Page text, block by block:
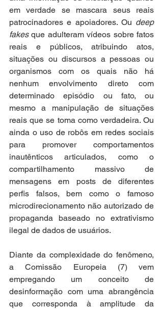
em verdade se mascara seus reais
patrocinadores e apoiadores. Ou deep
fakes que adulteram vídeos sobre fatos
reais e públicos, atribuindo atos,
situações ou discursos a pessoas ou
organismos com os quais não há
nenhum envolvimento direto com
determinado episódio ou fato, ou
mesmo a manipulação de situações
reais que se toma como verdadeira. Ou
ainda o uso de robôs em redes sociais
para promover comportamentos
inautênticos articulados, como o
compartilhamento massivo de
mensagens em posts de diferentes
perfis falsos, bem como o famoso
microdirecionamento não autorizado de
propaganda baseado no extrativismo
ilegal de dados de usuários.
Diante da complexidade do fenômeno,
a Comissão Europeia (7) vem
empregando um conceito de
desinformação com uma abrangência
que corresponda à amplitude da